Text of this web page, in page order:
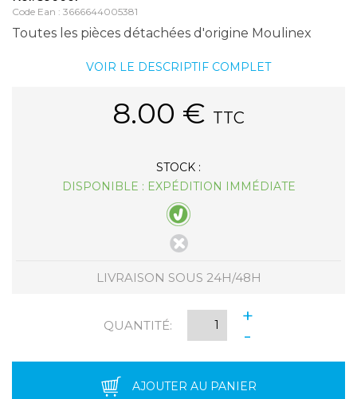
Code Ean : 3666644005381
Toutes les pièces détachées d'origine Moulinex
VOIR LE DESCRIPTIF COMPLET
8.00 € TTC
STOCK :
DISPONIBLE : EXPÉDITION IMMÉDIATE
LIVRAISON SOUS 24H/48H
QUANTITÉ:
+
-
AJOUTER AU PANIER